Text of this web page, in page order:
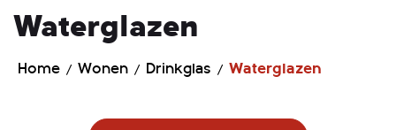
Waterglazen
Home Wonen Drinkglas Waterglazen